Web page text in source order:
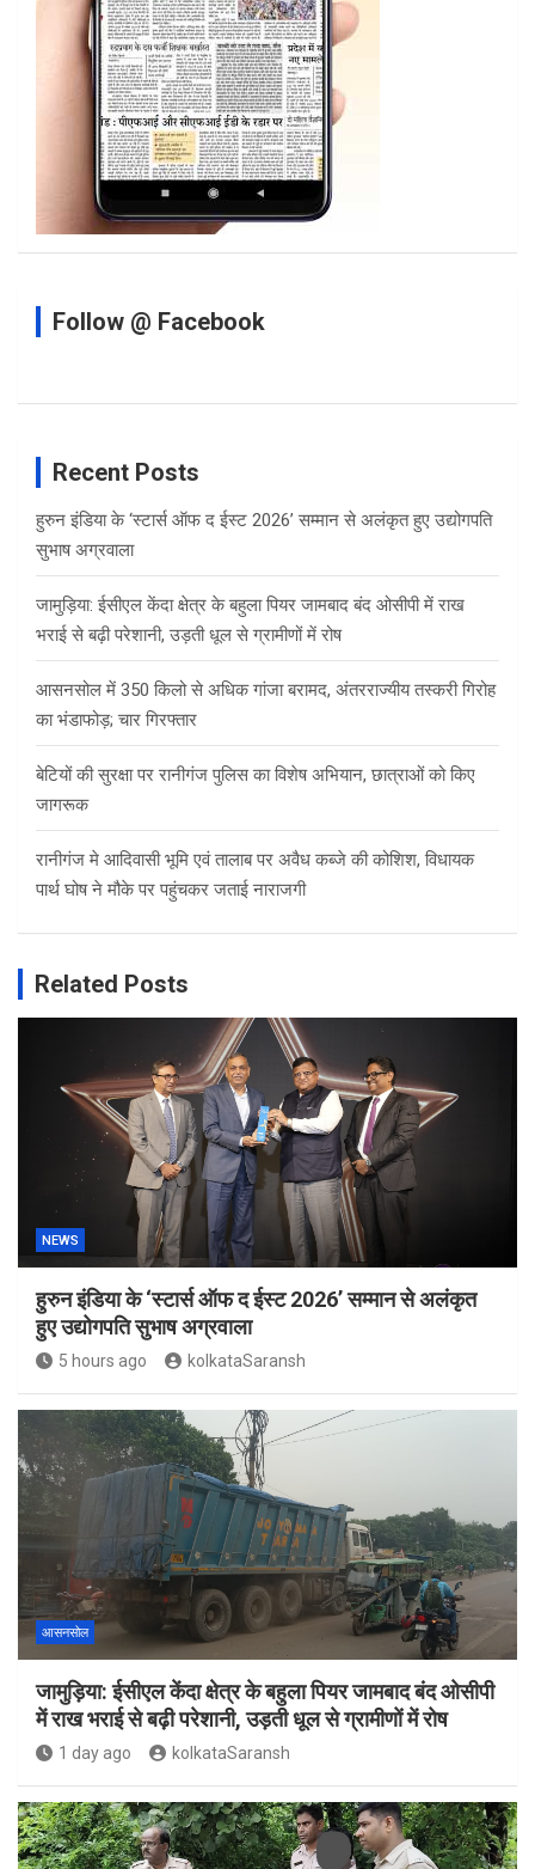
Follow @ Facebook
Recent Posts
हुरुन इंडिया के ‘स्टार्स ऑफ द ईस्ट 2026’ सम्मान से अलंकृत हुए उद्योगपति
सुभाष अग्रवाला
जामुड़िया: ईसीएल केंदा क्षेत्र के बहुला पियर जामबाद बंद ओसीपी में राख
भराई से बढ़ी परेशानी, उड़ती धूल से ग्रामीणों में रोष
आसनसोल में 350 किलो से अधिक गांजा बरामद, अंतरराज्यीय तस्करी गिरोह
का भंडाफोड़; चार गिरफ्तार
बेटियों की सुरक्षा पर रानीगंज पुलिस का विशेष अभियान, छात्राओं को किए
जागरूक
रानीगंज मे आदिवासी भूमि एवं तालाब पर अवैध कब्जे की कोशिश, विधायक
पार्थ घोष ने मौके पर पहुंचकर जताई नाराजगी
Related Posts
NEWS
हुरुन इंडिया के ‘स्टार्स ऑफ द ईस्ट 2026’ सम्मान से अलंकृत
हुए उद्योगपति सुभाष अग्रवाला
5 hours ago kolkataSaransh
आसनसोल
जामुड़िया: ईसीएल केंदा क्षेत्र के बहुला पियर जामबाद बंद ओसीपी
में राख भराई से बढ़ी परेशानी, उड़ती धूल से ग्रामीणों में रोष
1 day ago kolkataSaransh